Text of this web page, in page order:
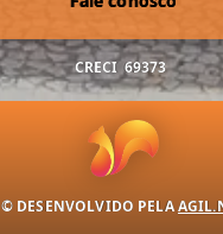
CRECI 69373
© DESENVOLVIDO PELA